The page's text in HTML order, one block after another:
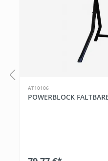
AT10106
POWERBLOCK